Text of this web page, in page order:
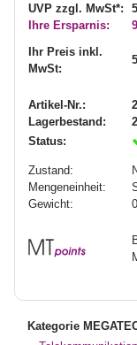
UVP zzgl. MwSt*:
Ihre Ersparnis:
Ihr Preis inkl.
MwSt:
Artikel-Nr.:
Lagerbestand:
2
Status:
Zustand:
Mengeneinheit:
Gewicht:
Kategorie